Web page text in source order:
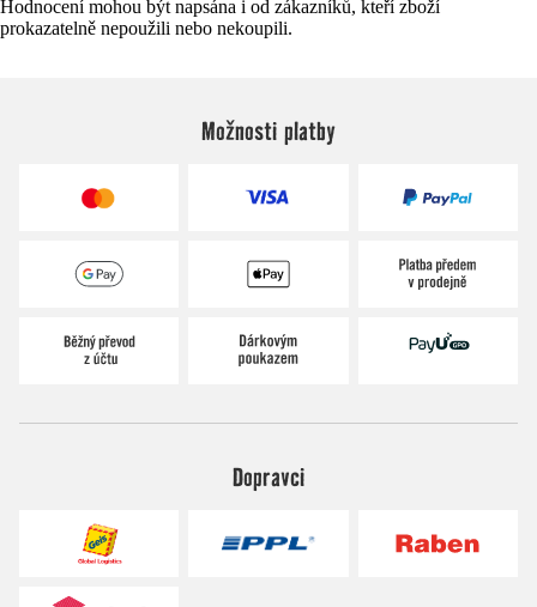
Hodnocení mohou být napsána i od zákazníků, kteří zboží
prokazatelně nepoužili nebo nekoupili.
Možnosti platby
Dopravci